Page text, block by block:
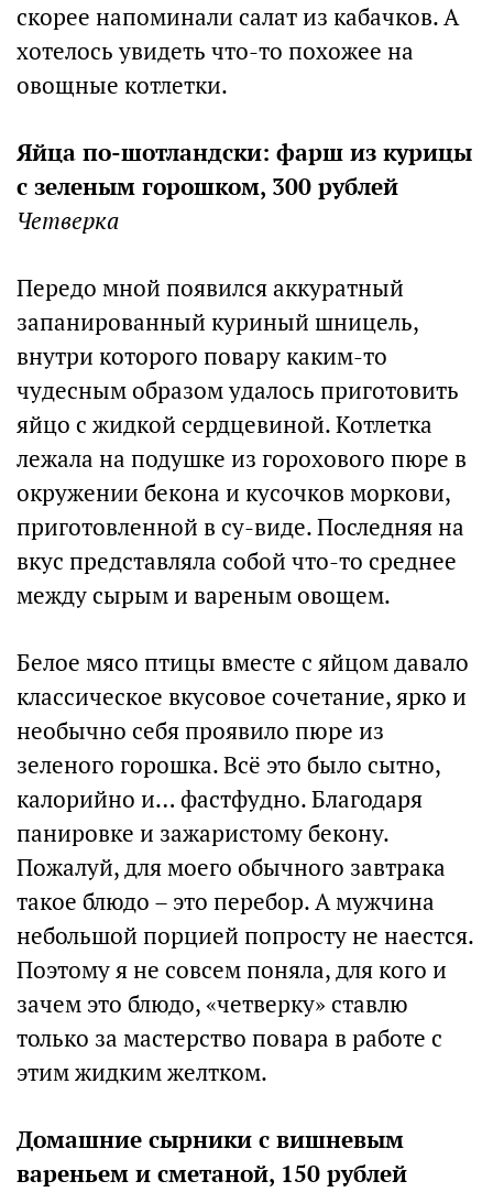
скорее напоминали салат из кабачков. А
хотелось увидеть что-то похожее на
овощные котлетки.
Яйца по-шотландски: фарш из курицы
с зеленым горошком, 300 рублей
Четверка
Передо мной появился аккуратный
запанированный куриный шницель,
внутри которого повару каким-то
чудесным образом удалось приготовить
яйцо с жидкой сердцевиной. Котлетка
лежала на подушке из горохового пюре в
окружении бекона и кусочков моркови,
приготовленной в су-виде. Последняя на
вкус представляла собой что-то среднее
между сырым и вареным овощем.
Белое мясо птицы вместе с яйцом давало
классическое вкусовое сочетание, ярко и
необычно себя проявило пюре из
зеленого горошка. Всё это было сытно,
калорийно и… фастфудно. Благодаря
панировке и зажаристому бекону.
Пожалуй, для моего обычного завтрака
такое блюдо – это перебор. А мужчина
небольшой порцией попросту не наестся.
Поэтому я не совсем поняла, для кого и
зачем это блюдо, «четверку» ставлю
только за мастерство повара в работе с
этим жидким желтком.
Домашние сырники с вишневым
вареньем и сметаной, 150 рублей